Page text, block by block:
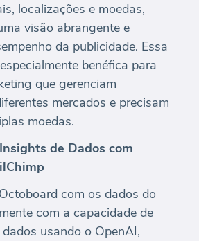
localizações e moedas,
visão abrangente e
da publicidade. Essa
benéfica para
que gerenciam
mercados e precisam
moedas.
de Dados com
com os dados do
com a capacidade de
usando o OpenAI,